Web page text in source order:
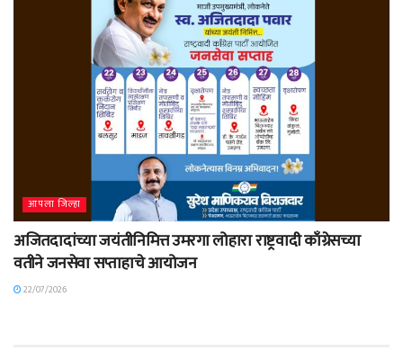
आपला जिल्हा
अजितदादांच्या जयंतीनिमित्त उमरगा लोहारा राष्ट्रवादी काँग्रेसच्या
वतीने जनसेवा सप्ताहाचे आयोजन
22/07/2026